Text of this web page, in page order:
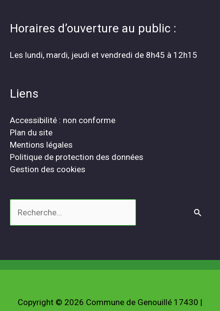
Horaires d’ouverture au public :
Les lundi, mardi, jeudi et vendredi de 8h45 à 12h15
Liens
Accessibilité : non conforme
Plan du site
Mentions légales
Politique de protection des données
Gestion des cookies
Copyright © 2026 Commune de Genouillé 17430 |